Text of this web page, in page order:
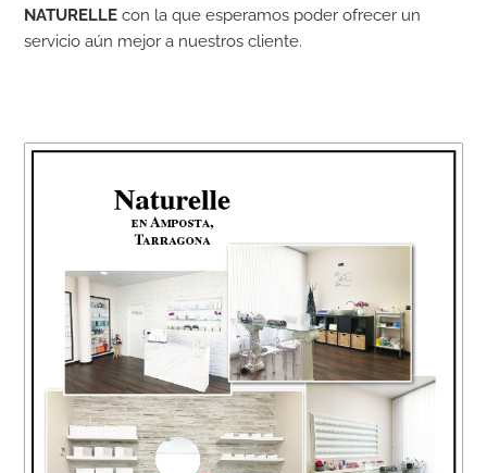
NATURELLE con la que esperamos poder ofrecer un
servicio aún mejor a nuestros cliente.